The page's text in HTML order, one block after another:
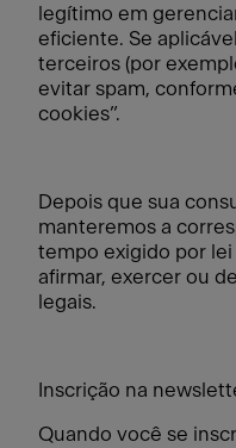
legítimo em
eficiente. Se
terceiros (por
evitar spam,
cookies”.
Depois que sua
manteremos a
tempo exigido por lei
afirmar, exercer ou
legais.
Inscrição na
Quando você se